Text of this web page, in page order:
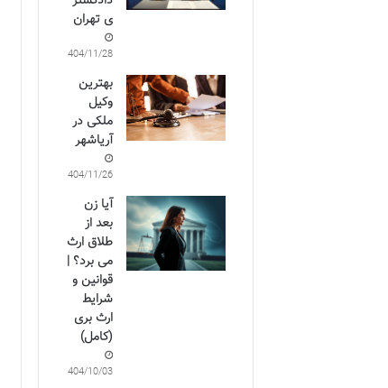
ی تهران
1404/11/28
بهترین
وکیل
ملکی در
آریاشهر
1404/11/26
آیا زن
بعد از
طلاق ارث
می برد؟ |
قوانین و
شرایط
ارث بری
(کامل)
1404/10/03